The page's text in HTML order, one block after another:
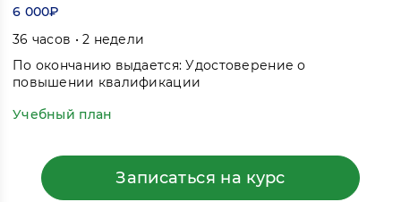
6 000₽
36 часов • 2 недели
По окончанию выдается: Удостоверение о
повышении квалификации
Учебный план
Записаться на курс